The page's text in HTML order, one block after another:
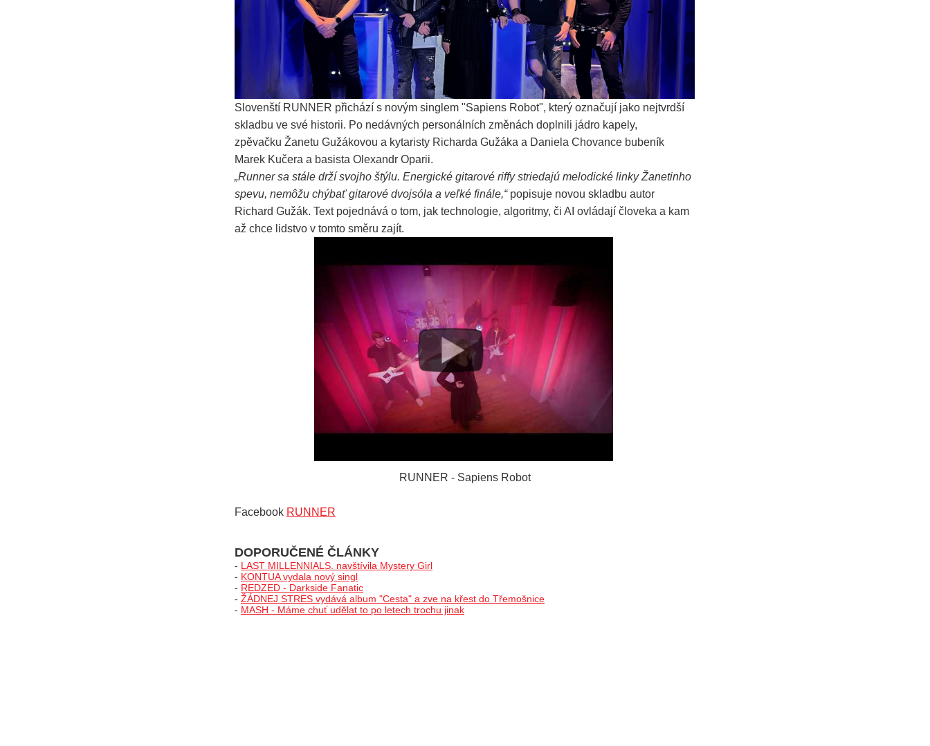
Slovenští RUNNER přichází s novým singlem "Sapiens Robot", který označují jako nejtvrdší
skladbu ve své historii. Po nedávných personálních změnách doplnili jádro kapely,
zpěvačku Žanetu Gužákovou a kytaristy Richarda Gužáka a Daniela Chovance bubeník
Marek Kučera a basista Olexandr Oparii.
„Runner sa stále drží svojho štýlu. Energické gitarové riffy striedajú melodické linky Žanetinho
spevu, nemôžu chýbať gitarové dvojsóla a veľké finále,“popisuje novou skladbu autor
Richard Gužák. Text pojednává o tom, jak technologie, algoritmy, či AI ovládají človeka a kam
až chce lidstvo v tomto směru zajít.
RUNNER - Sapiens Robot
Facebook RUNNER
DOPORUČENÉ ČLÁNKY
- LAST MILLENNIALS. navštívila Mystery Girl
- KONTUA vydala nový singl
- REDZED - Darkside Fanatic
- ŽÁDNEJ STRES vydává album "Cesta" a zve na křest do Třemošnice
- MASH - Máme chuť udělat to po letech trochu jinak